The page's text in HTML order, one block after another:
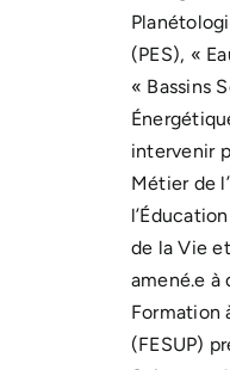
(PES), «
« Bassins
intervenir
Métier de
de la Vie
amené.e à
Formation
(FESUP)